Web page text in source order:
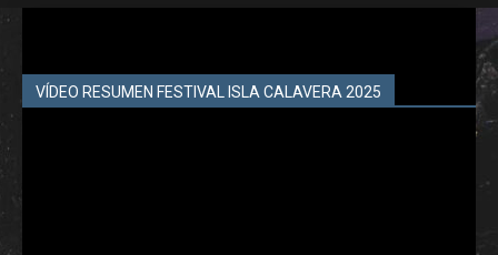
VÍDEO RESUMEN FESTIVAL ISLA CALAVERA 2025